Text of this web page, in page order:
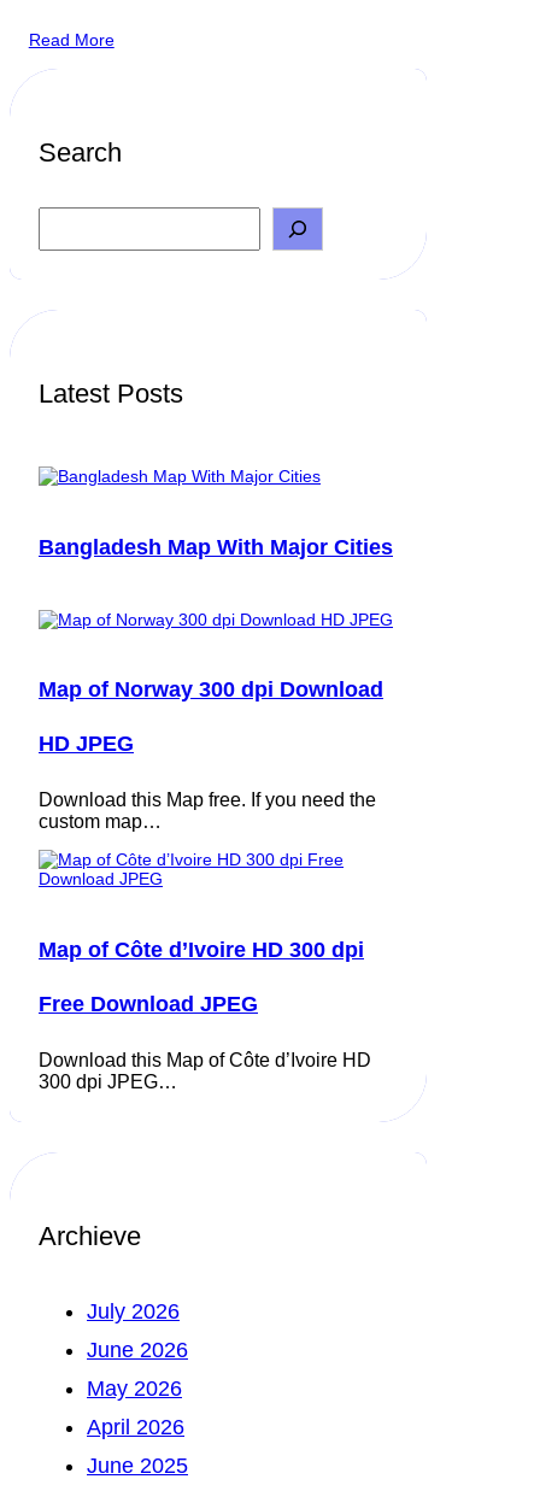
Read More
Search
a
h
Latest Posts
Bangladesh Map With Major Cities
Map of Norway 300 dpi Download
HD JPEG
Download this Map free. If you need the
custom map…
Map of Côte d’Ivoire HD 300 dpi
Free Download JPEG
Download this Map of Côte d’Ivoire HD
300 dpi JPEG…
Archieve
July 2026
June 2026
May 2026
April 2026
June 2025